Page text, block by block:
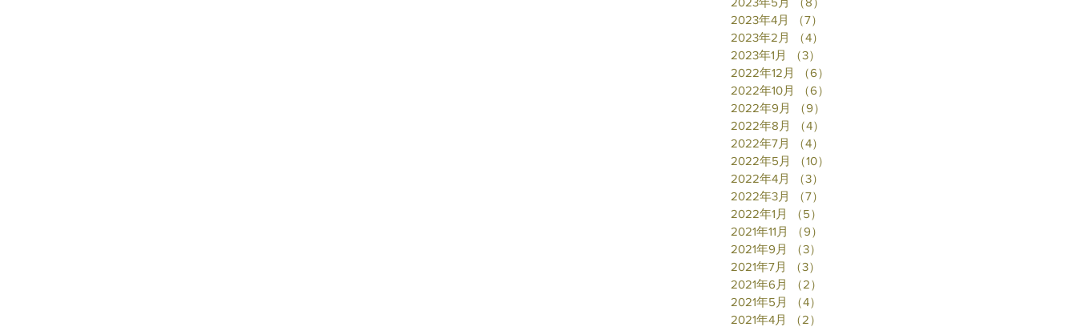
2023年4月
（7）
2023年2月
（4）
2023年1月
（3）
2022年12月
（6）
2022年10月
（6）
2022年9月
（9）
2022年8月
（4）
2022年7月
（4）
2022年5月
（10）
2022年4月
（3）
2022年3月
（7）
2022年1月
（5）
2021年11月
（9）
2021年9月
（3）
2021年7月
（3）
2021年6月
（2）
2021年5月
（4）
2021年4月
（2）